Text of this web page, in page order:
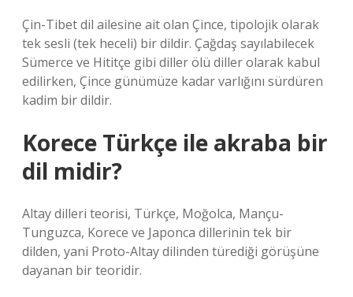
Çin-Tibet dil ailesine ait olan Çince, tipolojik olarak
tek sesli (tek heceli) bir dildir. Çağdaş sayılabilecek
Sümerce ve Hititçe gibi diller ölü diller olarak kabul
edilirken, Çince günümüze kadar varlığını sürdüren
kadim bir dildir.
Korece Türkçe ile akraba bir
dil midir?
Altay dilleri teorisi, Türkçe, Moğolca, Mançu-
Tunguzca, Korece ve Japonca dillerinin tek bir
dilden, yani Proto-Altay dilinden türediği görüşüne
dayanan bir teoridir.